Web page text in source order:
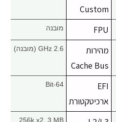
Custom
FPU מובנה
מהירות
Cache Bus
2.6 GHz (מובנה)
EFI
ארכיטקטורת
64-Bit
256k x2, 3 MB